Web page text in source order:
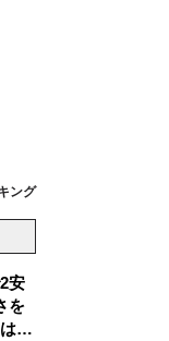
ング
安
を
少